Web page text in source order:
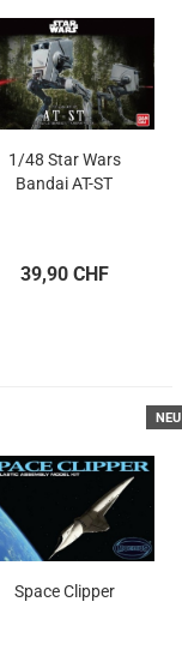
1/48 Star Wars
Bandai AT-ST
39,90 CHF
NEU
Space Clipper